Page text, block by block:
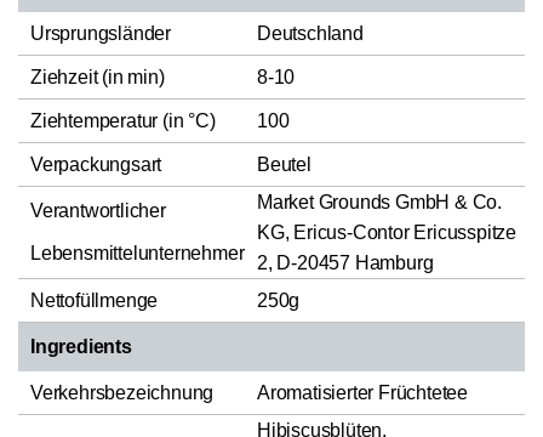
Ursprungsländer Deutschland
Ziehzeit (in min) 8-10
Ziehtemperatur (in °C) 100
Verpackungsart Beutel
Verantwortlicher
Lebensmittelunternehmer
Market Grounds GmbH & Co.
KG, Ericus-Contor Ericusspitze
2, D-20457 Hamburg
Nettofüllmenge
250g
Ingredients
Verkehrsbezeichnung Aromatisierter Früchtetee
Hibiscusblüten,